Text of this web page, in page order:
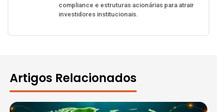
compliance e estruturas acionárias para atrair
investidores institucionais.
Artigos Relacionados